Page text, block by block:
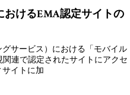
おけるEMA認定サイトの
サービス）における「モバイル
連で認定されたサイトにアクセ
イトに加